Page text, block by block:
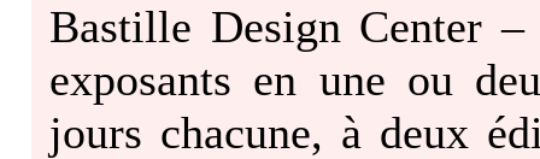
Bastille Design Center
exposants en une ou
jours chacune, à deux